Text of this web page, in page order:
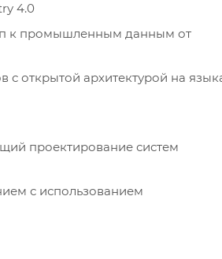
4.0
к промышленным данным от
открытой архитектурой на
проектирование систем
с использованием